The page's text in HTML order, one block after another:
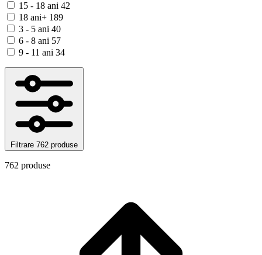
15 - 18 ani 42
18 ani+ 189
3 - 5 ani 40
6 - 8 ani 57
9 - 11 ani 34
Filtrare 762 produse
762 produse